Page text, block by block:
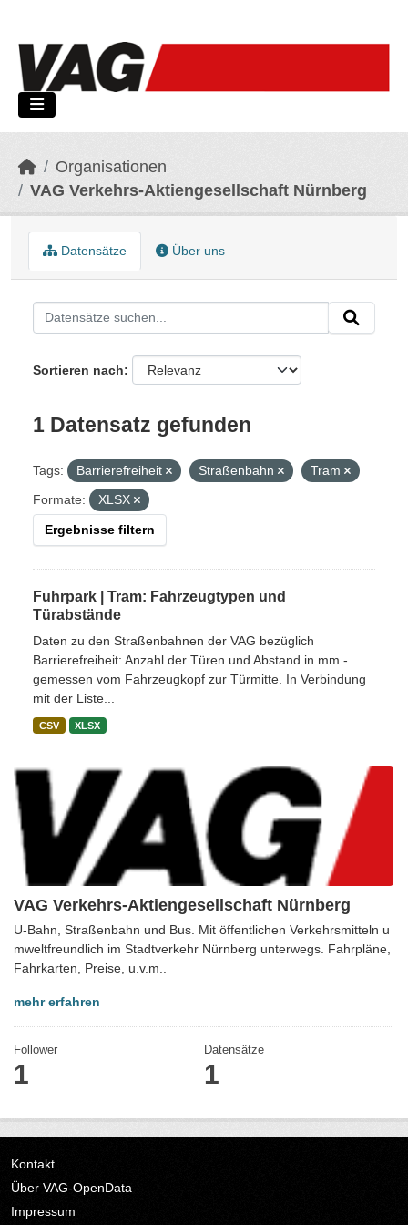
Organisationen
VAG Verkehrs-Aktiengesellschaft Nürnberg
VAG Verkehrs-Aktiengesellschaft Nürnberg
U-Bahn, Straßenbahn und Bus. Mit öffentlichen Verkehrsmitteln u
mweltfreundlich im Stadtverkehr Nürnberg unterwegs. Fahrpläne,
Fahrkarten, Preise, u.v.m..
mehr erfahren
Follower
1
Datensätze
1
Datensätze Über uns
Sortieren nach
1 Datensatz gefunden
Tags: Barrierefreiheit Straßenbahn
Tram
Formate:
XLSX
Ergebnisse filtern
Fuhrpark | Tram: Fahrzeugtypen und
Türabstände
Daten zu den Straßenbahnen der VAG bezüglich
Barrierefreiheit: Anzahl der Türen und Abstand in mm -
gemessen vom Fahrzeugkopf zur Türmitte. In Verbindung
mit der Liste...
CSV XLSX
Kontakt
Über VAG-OpenData
Impressum